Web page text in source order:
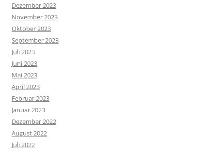
Dezember 2023
November 2023
Oktober 2023
September 2023
Juli 2023
Juni 2023
Mai 2023
April 2023
Februar 2023
Januar 2023
Dezember 2022
August 2022
Juli 2022